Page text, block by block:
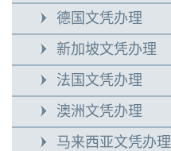
德国文凭办理
新加坡文凭办理
法国文凭办理
澳洲文凭办理
马来西亚文凭办理